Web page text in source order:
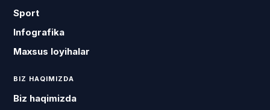
Sport
Infografika
Maxsus loyihalar
BIZ HAQIMIZDA
Biz haqimizda